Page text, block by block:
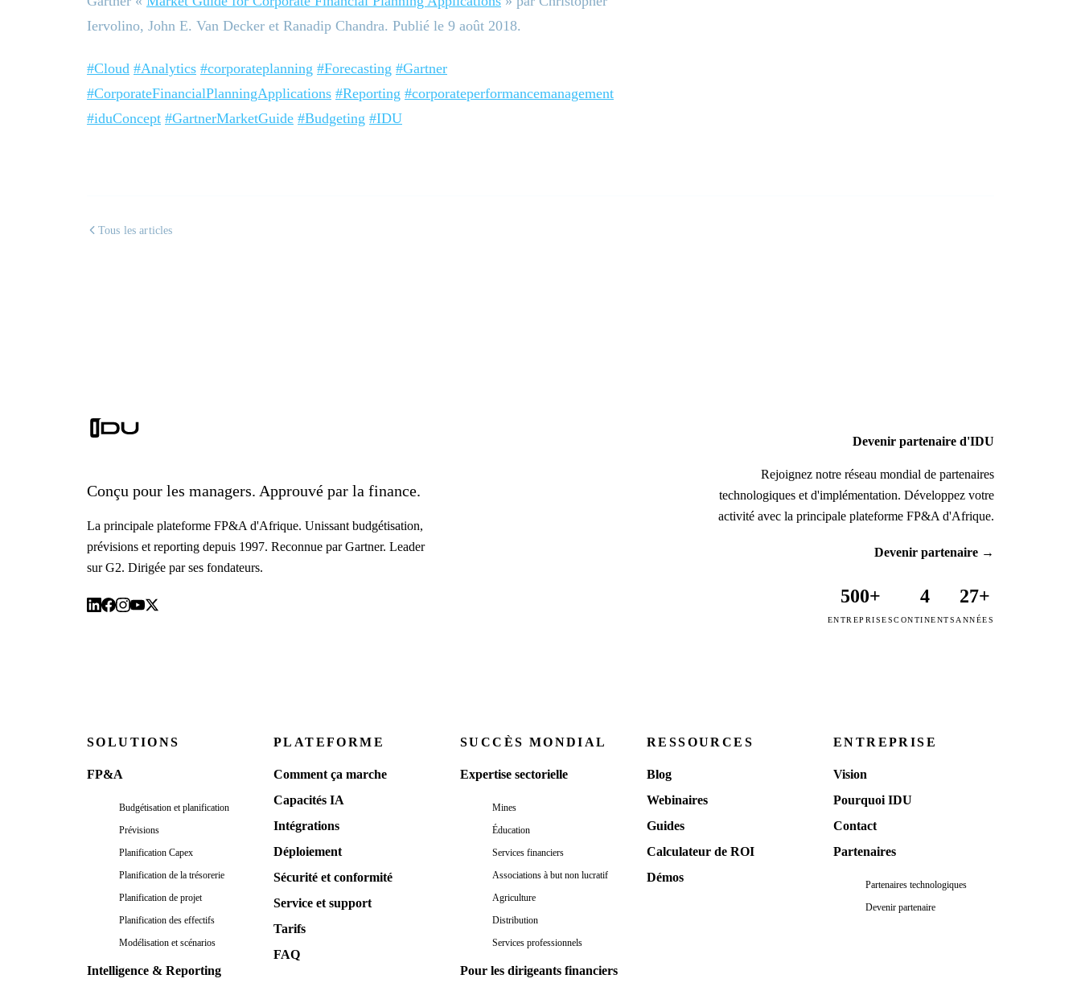
Iervolino, John E. Van Decker et Ranadip Chandra. Publié le 9 août 2018.
#Cloud #Analytics #corporateplanning #Forecasting #Gartner
#CorporateFinancialPlanningApplications #Reporting #corporateperformancemanagement
#iduConcept #GartnerMarketGuide #Budgeting #IDU
Tous les articles
Conçu pour les managers. Approuvé par la finance.
La principale plateforme FP&A d'Afrique. Unissant budgétisation,
prévisions et reporting depuis 1997. Reconnue par Gartner. Leader
sur G2. Dirigée par ses fondateurs.
Devenir partenaire d'IDU
Rejoignez notre réseau mondial de partenaires
technologiques et d'implémentation. Développez votre
activité avec la principale plateforme FP&A d'Afrique.
Devenir partenaire →
500+
ENTREPRISES
4
CONTINENTS
27+
ANNÉES
SOLUTIONS
FP&A
Budgétisation et planification
Prévisions
Planification Capex
Planification de la trésorerie
Planification de projet
Planification des effectifs
Modélisation et scénarios
Intelligence & Reporting
PLATEFORME
Comment ça marche
Capacités IA
Intégrations
Déploiement
Sécurité et conformité
Service et support
Tarifs
FAQ
SUCCÈS MONDIAL
Expertise sectorielle
Mines
Éducation
Services financiers
Associations à but non lucratif
Agriculture
Distribution
Services professionnels
Pour les dirigeants financiers
RESSOURCES
Blog
Webinaires
Guides
Calculateur de ROI
Démos
ENTREPRISE
Vision
Pourquoi IDU
Contact
Partenaires
Partenaires technologiques
Devenir partenaire